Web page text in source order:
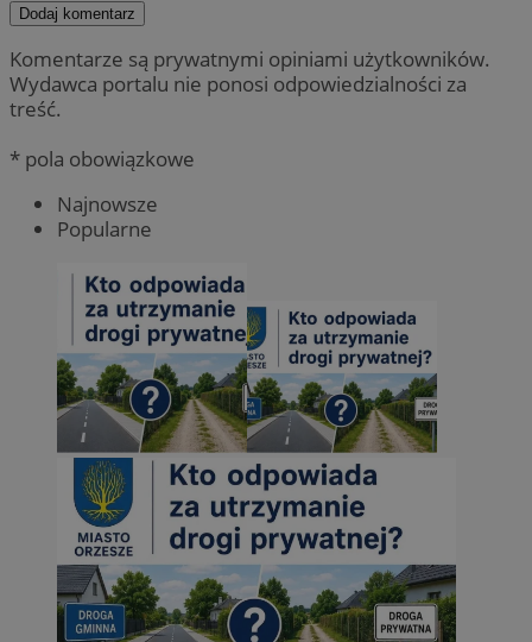
Dodaj komentarz
Komentarze są prywatnymi opiniami użytkowników.
Wydawca portalu nie ponosi odpowiedzialności za
treść.
* pola obowiązkowe
Najnowsze
Popularne